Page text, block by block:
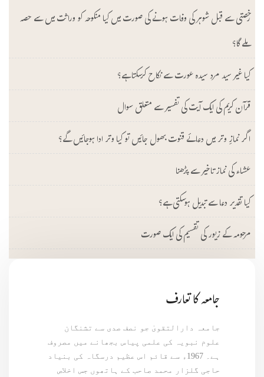
رخصتی سے قبل شوہر کی وفات ہونے کی صورت میں کیا منکوحہ کو وراثت میں سے حصہ
ملے گا؟
کیا غیر سید مرد سیدہ عورت سے نکاح کرسکتا ہے؟
قرآن کریم کی ایک آیت کی تفسیر سے متعلق سوال
اگر نمازِ وتر میں دعائے قنوت بھول جائیں تو کیا وتر ادا ہوجائیں گے؟
عشاء کی نماز تاخیر سے پڑھنا
کیا تقدیر دعا سے تبدیل ہوسکتی ہے؟
مرحومہ کے زیور کی تقسیم کی ایک صورت
جامعہ کا تعارف
جامعہ دارالتقویٰ جو نصف صدی سے تشنگان
علوم نبویہ کی علمی پیاس بجھانے میں مصروف
ہے۔ 1967ء سے قائم اس عظیم درسگاہ کی بنیاد
حاجی گلزار محمد صاحب کے ہاتھوں جس اخلاص